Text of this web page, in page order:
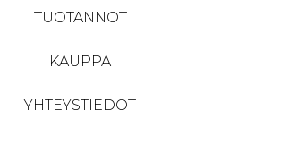
TUOTANNOT
KAUPPA
YHTEYSTIEDOT